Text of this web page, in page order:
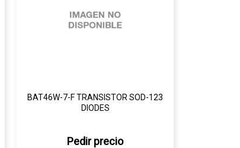
BAT46W-7-F TRANSISTOR SOD-123
DIODES
Pedir precio